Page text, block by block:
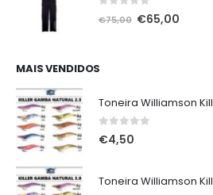
out of 5
€75,00 O
€65,00
MAIS VENDIDOS
Toneira Williamson
0out of 5
€4,50
Toneira Williamson